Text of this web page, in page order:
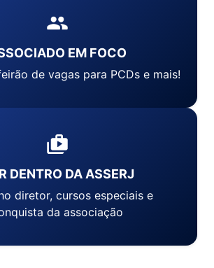
EM FOCO
de vagas para PCDs e mais!
DENTRO DA ASSERJ
diretor, cursos especiais e
da associação